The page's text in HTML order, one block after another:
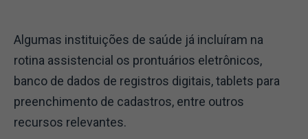
Algumas instituições de saúde já incluíram na
rotina assistencial os prontuários eletrônicos,
banco de dados de registros digitais, tablets para
preenchimento de cadastros, entre outros
recursos relevantes.